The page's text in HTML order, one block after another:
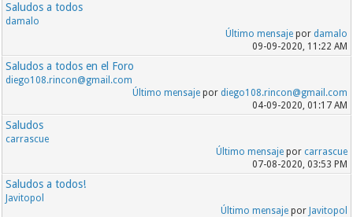
Saludos a todos
damalo
Último mensajepor damalo
09-09-2020, 11:22 AM
Saludos a todos en el Foro
diego108.rincon@gmail.com
Último mensajepor diego108.rincon@gmail.com
04-09-2020, 01:17 AM
Saludos
carrascue
Último mensajepor carrascue
07-08-2020, 03:53 PM
Saludos a todos!
Javitopol
Último mensajepor Javitopol